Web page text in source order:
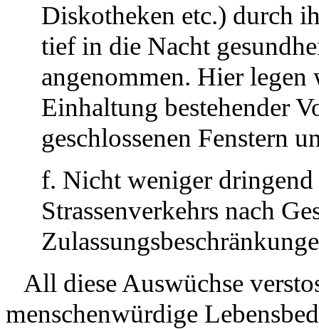
Diskotheken etc.) durch
tief in die Nacht
angenommen. Hier
Einhaltung bestehender
geschlossenen Fenstern
f. Nicht weniger dringend
Strassenverkehrs nach
All diese Auswüchse
menschenwürdige